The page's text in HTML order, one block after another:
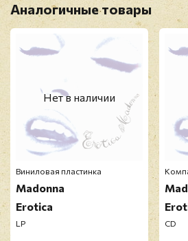
Аналогичные товары
Нет в наличии
Виниловая пластинка
Madonna
Erotica
LP CD